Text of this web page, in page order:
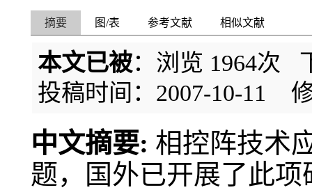
摘要 图/表 参考文献 相似文献
本文已被：浏览 1964次
投稿时间：2007-10-11
中文摘要: 相控阵技术
题，国外已开展了此